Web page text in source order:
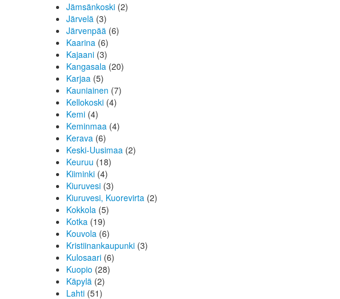
Jämsänkoski (2)
Järvelä (3)
Järvenpää (6)
Kaarina (6)
Kajaani (3)
Kangasala (20)
Karjaa (5)
Kauniainen (7)
Kellokoski (4)
Kemi (4)
Keminmaa (4)
Kerava (6)
Keski-Uusimaa (2)
Keuruu (18)
Kiiminki (4)
Kiuruvesi (3)
Kiuruvesi, Kuorevirta (2)
Kokkola (5)
Kotka (19)
Kouvola (6)
Kristiinankaupunki (3)
Kulosaari (6)
Kuopio (28)
Käpylä (2)
Lahti (51)